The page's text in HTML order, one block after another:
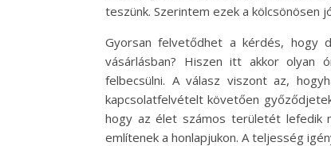
teszünk. Szerintem ezek a kölcsönösen
Gyorsan felvetődhet a kérdés, hogy
vásárlásban? Hiszen itt akkor olyan
felbecsülni. A válasz viszont az,
kapcsolatfelvételt követően
hogy az élet számos területét lefedik
említenek a honlapjukon. A teljesség